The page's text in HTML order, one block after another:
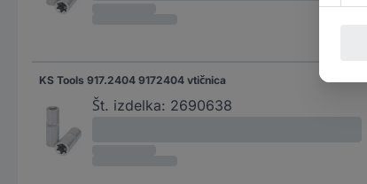
KS Tools 917.2404 9172404 vtičnica
Št. izdelka: 2690638